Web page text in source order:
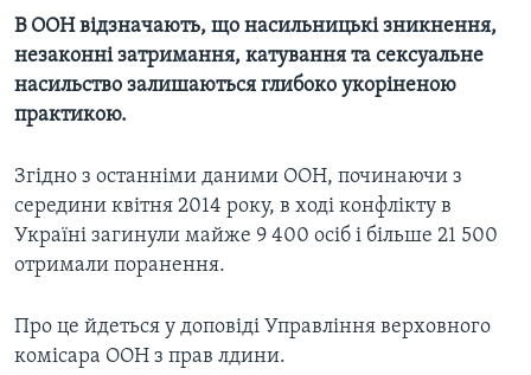
ПРАЙМ-ТАЙМ
ПОГЛЯД З ВАШИНГТОНА
Мови
В ООН відзначають, що насильницькі зникнення,
незаконні затримання, катування та сексуальне
насильство залишаються глибоко укоріненою
практикою.
Згідно з останніми даними ООН, починаючи з
середини квітня 2014 року, в ході конфлікту в
Україні загинули майже 9 400 осіб і більше 21 500
отримали поранення.
Про це йдеться у доповіді Управління верховного
комісара ООН з прав лдини.